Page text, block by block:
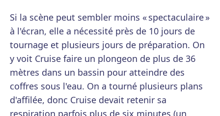
Si la scène peut sembler moins « spectaculaire »
à l'écran, elle a nécessité près de 10 jours de
tournage et plusieurs jours de préparation. On
y voit Cruise faire un plongeon de plus de 36
mètres dans un bassin pour atteindre des
coffres sous l'eau. On a tourné plusieurs plans
d'affilée, donc Cruise devait retenir sa